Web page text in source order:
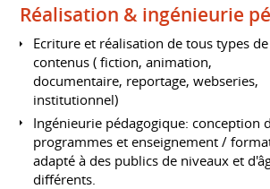
Réalisation & ingénieurie
Ecriture et réalisation de tous types de
contenus ( fiction, animation,
documentaire, reportage, webseries,
institutionnel)
Ingénieurie pédagogique: conception
programmes et enseignement /
adapté à des publics de niveaux et
différents.